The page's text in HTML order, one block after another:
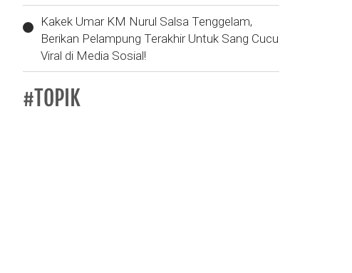
Kakek Umar KM Nurul Salsa Tenggelam,
Berikan Pelampung Terakhir Untuk Sang Cucu
Viral di Media Sosial!
#TOPIK